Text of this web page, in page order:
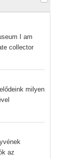
I am
collector
milyen
az